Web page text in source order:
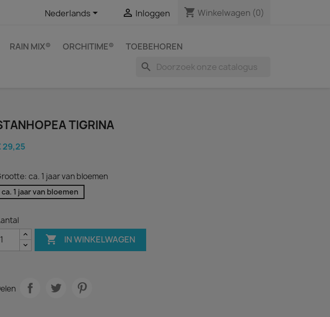
Nederlands  Inloggen shopping_cart Winkelwagen (0)
RAIN MIX® ORCHITIME® TOEBEHOREN
search
TIGRINA
29,25
ca. 1 jaar van bloemen
ca. 1 jaar van bloemen
 IN WINKELWAGEN